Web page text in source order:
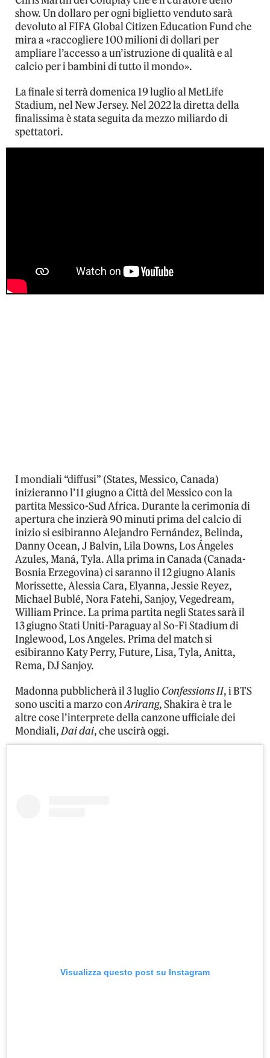
show. Un dollaro per ogni biglietto venduto sarà
devoluto al FIFA Global Citizen Education Fund che
mira a «raccogliere 100 milioni di dollari per
ampliare l’accesso a un’istruzione di qualità e al
calcio per i bambini di tutto il mondo».
La finale si terrà domenica 19 luglio al MetLife
Stadium, nel New Jersey. Nel 2022 la diretta della
finalissima è stata seguita da mezzo miliardo di
spettatori.
I mondiali “diffusi” (States, Messico, Canada)
inizieranno l’11 giugno a Città del Messico con la
partita Messico-Sud Africa. Durante la cerimonia di
apertura che inzierà 90 minuti prima del calcio di
inizio si esibiranno Alejandro Fernández, Belinda,
Danny Ocean, J Balvin, Lila Downs, Los Ángeles
Azules, Maná, Tyla. Alla prima in Canada (Canada-
Bosnia Erzegovina) ci saranno il 12 giugno Alanis
Morissette, Alessia Cara, Elyanna, Jessie Reyez,
Michael Bublé, Nora Fatehi, Sanjoy, Vegedream,
William Prince. La prima partita negli States sarà il
13 giugno Stati Uniti-Paraguay al So-Fi Stadium di
Inglewood, Los Angeles. Prima del match si
esibiranno Katy Perry, Future, Lisa, Tyla, Anitta,
Rema, DJ Sanjoy.
Madonna pubblicherà il 3 luglio Confessions II, i BTS
sono usciti a marzo conArirang, Shakira è tra le
altre cose l’interprete della canzone ufficiale dei
Mondiali,Dai dai, che uscirà oggi.
Visualizza questo post su Instagram